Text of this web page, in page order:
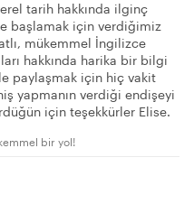
tarih hakkında ilginç
başlamak için verdiğimiz
mükemmel İngilizce
hakkında harika bir bilgi
paylaşmak için hiç vakit
yapmanın verdiği endişeyi
için teşekkürler Elise.
bir yol!